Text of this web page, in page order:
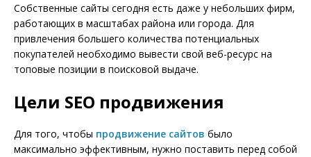
Собственные сайты сегодня есть даже у небольших фирм,
работающих в масштабах района или города. Для
привлечения большего количества потенциальных
покупателей необходимо вывести свой веб-ресурс на
топовые позиции в поисковой выдаче.
Цели SEO продвижения
Для того, чтобы продвижение сайтов было
максимально эффективным, нужно поставить перед собой